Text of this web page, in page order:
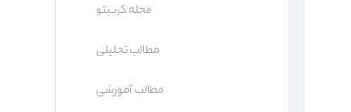
مجله کریپتو
مطالب تحلیلی
مطالب آموزشی